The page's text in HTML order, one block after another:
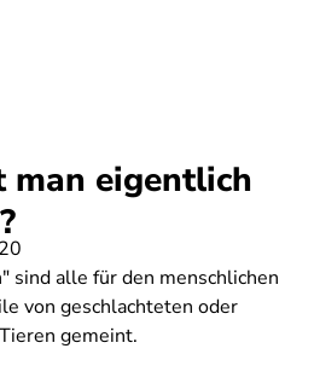
man eigentlich
sind alle für den menschlichen
von geschlachteten oder
gemeint.